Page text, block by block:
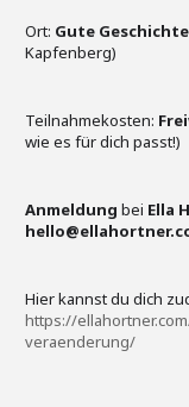
Ort: Gute Geschichte
Kapfenberg)
Teilnahmekosten:
wie es für dich passt!)
Anmeldung bei Ella
Hier kannst du dich
https://
veraenderung/